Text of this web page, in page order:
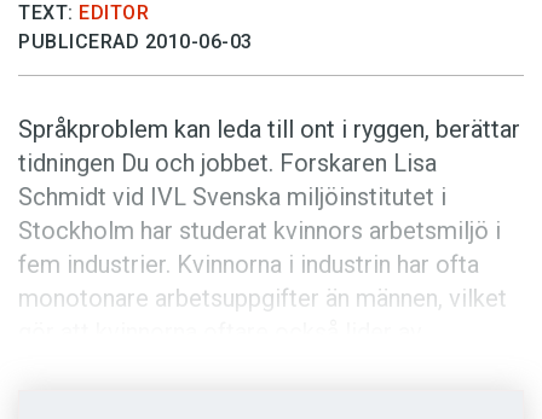
Prenumerera
Press
TEXT: EDITOR
PUBLICERAD 2010-06-03
Språkproblem kan leda till ont i ryggen, berättar
tidningen Du och jobbet. Forskaren Lisa
Schmidt vid IVL Svenska miljöinstitutet i
Stockholm har studerat kvinnors arbetsmiljö i
fem industrier. Kvinnorna i industrin har ofta
monotonare arbetsuppgifter än männen, vilket